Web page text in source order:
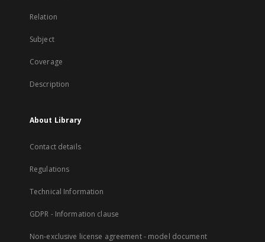
Relation
Subject
Coverage
Description
About Library
Contact details
Regulations
Technical Information
GDPR - Information clause
Non-exclusive license agreement - model document